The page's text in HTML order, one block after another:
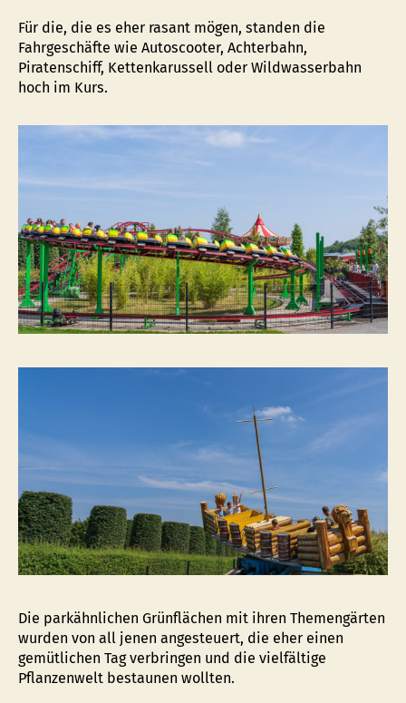
Für die, die es eher rasant mögen, standen die
Fahrgeschäfte wie Autoscooter, Achterbahn,
Piratenschiff, Kettenkarussell oder Wildwasserbahn
hoch im Kurs.
Die parkähnlichen Grünflächen mit ihren Themengärten
wurden von all jenen angesteuert, die eher einen
gemütlichen Tag verbringen und die vielfältige
Pflanzenwelt bestaunen wollten.